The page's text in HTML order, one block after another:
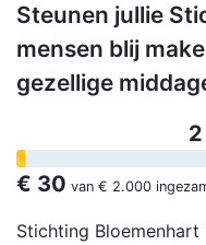
Steunen jullie
mensen blij
gezellige
€ 30 van € 2.000
Stichting